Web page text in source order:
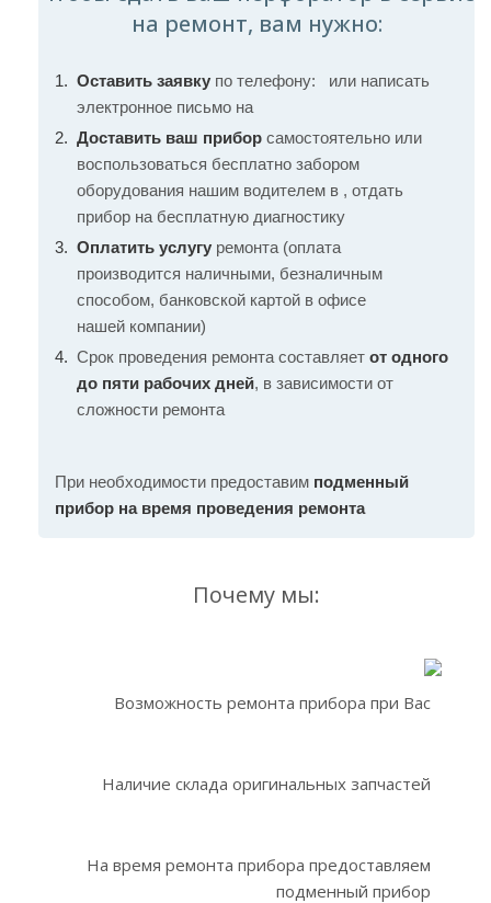
на ремонт, вам нужно:
Оставить заявку по телефону:
или написать
электронное письмо на
Доставить ваш прибор самостоятельно или
воспользоваться бесплатно забором
оборудования нашим водителем в , отдать
прибор на бесплатную диагностику
Оплатить услугу ремонта (оплата
производится наличными, безналичным
способом, банковской картой в офисе
нашей компании)
Срок проведения ремонта составляет от одного
до пяти рабочих дней, в зависимости от
сложности ремонта
При необходимости предоставим подменный
прибор на время проведения ремонта
Почему мы:
Возможность ремонта прибора при Вас
Наличие склада оригинальных запчастей
На время ремонта прибора предоставляем
подменный прибор